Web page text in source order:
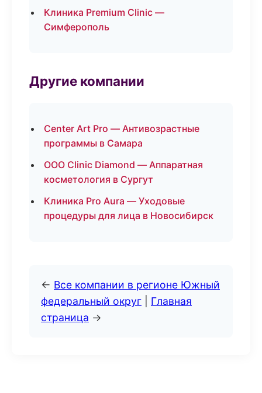
Клиника Premium Clinic —
Симферополь
Другие компании
Center Art Pro — Антивозрастные
программы в Самара
ООО Clinic Diamond — Аппаратная
косметология в Сургут
Клиника Pro Aura — Уходовые
процедуры для лица в Новосибирск
← Все компании в регионе Южный
федеральный округ
Главная
страница →